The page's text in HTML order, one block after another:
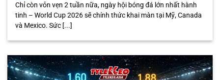
Chỉ còn vỏn vẹn 2 tuần nữa, ngày hội bóng đá lớn nhất hành
tinh – World Cup 2026 sẽ chính thức khai màn tại Mỹ, Canada
và Mexico. Sức [...]